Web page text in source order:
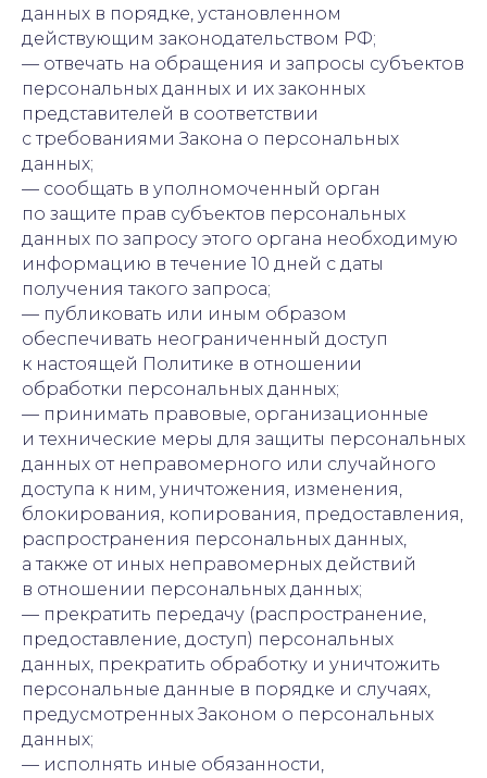
данных в порядке, установленном
действующим законодательством РФ;
— отвечать на обращения и запросы субъектов
персональных данных и их законных
представителей в соответствии
с требованиями Закона о персональных
данных;
— сообщать в уполномоченный орган
по защите прав субъектов персональных
данных по запросу этого органа необходимую
информацию в течение 10 дней с даты
получения такого запроса;
— публиковать или иным образом
обеспечивать неограниченный доступ
к настоящей Политике в отношении
обработки персональных данных;
— принимать правовые, организационные
и технические меры для защиты персональных
данных от неправомерного или случайного
доступа к ним, уничтожения, изменения,
блокирования, копирования, предоставления,
распространения персональных данных,
а также от иных неправомерных действий
в отношении персональных данных;
— прекратить передачу (распространение,
предоставление, доступ) персональных
данных, прекратить обработку и уничтожить
персональные данные в порядке и случаях,
предусмотренных Законом о персональных
данных;
— исполнять иные обязанности,